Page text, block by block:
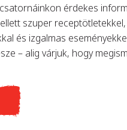
érdekes
szuper
és izgalmas
– alig várjuk, hogy